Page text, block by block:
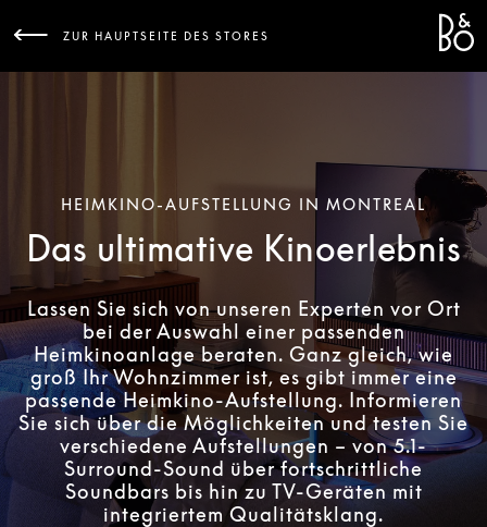
ZUR HAUPTSEITE DES STORES
HEIMKINO-AUFSTELLUNG IN MONTREAL
Das ultimative Kinoerlebnis
Lassen Sie sich von unseren Experten vor Ort
bei der Auswahl einer passenden
Heimkinoanlage beraten. Ganz gleich, wie
groß Ihr Wohnzimmer ist, es gibt immer eine
passende Heimkino-Aufstellung. Informieren
Sie sich über die Möglichkeiten und testen Sie
verschiedene Aufstellungen – von 5.1-
Surround-Sound über fortschrittliche
Soundbars bis hin zu TV-Geräten mit
integriertem Qualitätsklang.